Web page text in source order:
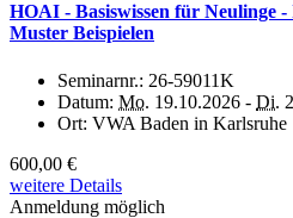
HOAI - Basiswissen für Neulinge
Muster Beispielen
Seminarnr.: 26-59011K
Datum: Mo. 19.10.2026 - Di.
Ort: VWA Baden in Karlsruhe
600,00 €
weitere Details
Anmeldung möglich